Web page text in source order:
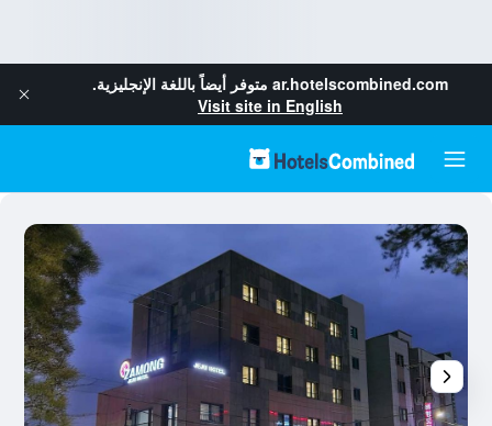
ar.hotelscombined.com متوفر أيضاً باللغة الإنجليزية.
Visit site in English